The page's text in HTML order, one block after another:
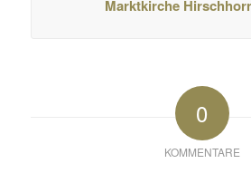
Marktkirche
0
KOMMENTARE